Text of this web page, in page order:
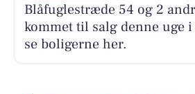
Blåfuglestræde 54 og 2
kommet til salg denne uge
se boligerne her.